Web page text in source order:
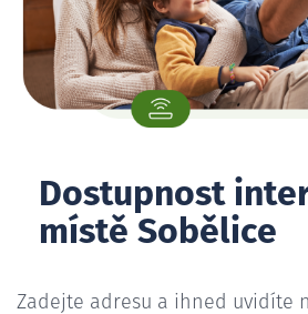
Dostupnost
místě Sobělice
Zadejte adresu a ihned uvidíte